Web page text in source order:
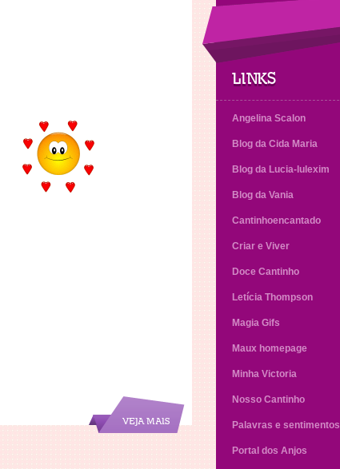
VEJA MAIS
LINKS
Angelina Scalon
Blog da Cida Maria
Blog da Lucia-lulexim
Blog da Vania
Cantinhoencantado
Criar e Viver
Doce Cantinho
Letícia Thompson
Magia Gifs
Maux homepage
Minha Victoria
Nosso Cantinho
Palavras e sentimentos
Portal dos Anjos